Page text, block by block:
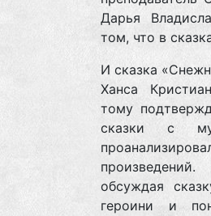
Дарья
том, что в
И сказка
Ханса
тому
сказки с
обсуждая
героини и